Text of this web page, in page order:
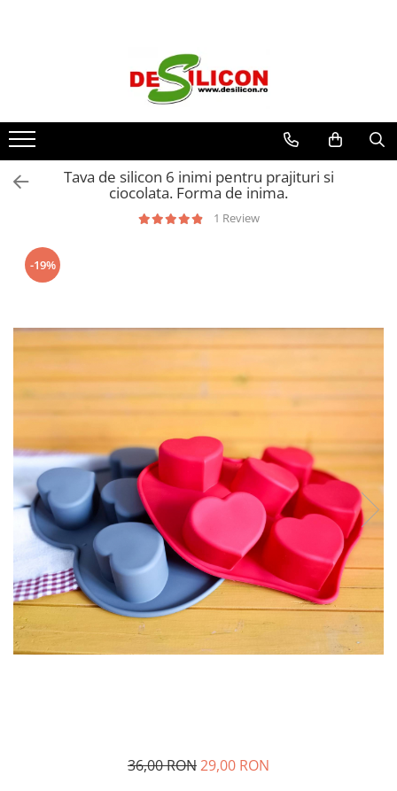
Tava de silicon 6 inimi pentru prajituri si
ciocolata. Forma de inima.
1 Review
-19%
36,00 RON29,00 RON